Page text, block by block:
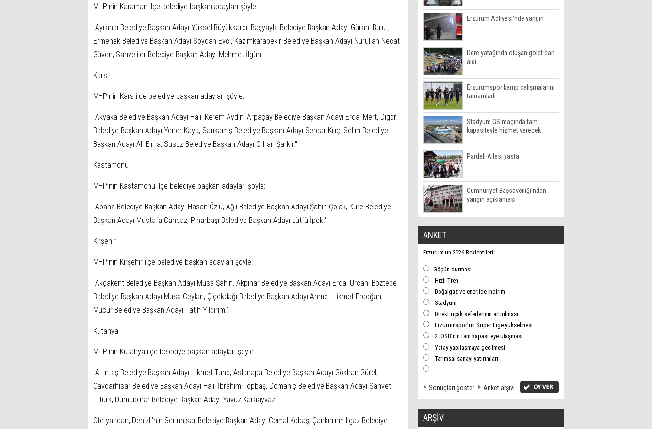
MHP’nin Karaman ilçe belediye başkan adayları şöyle:
"Ayrancı Belediye Başkan Adayı Yüksel Büyükkarcı, Başyayla Belediye Başkan Adayı Güranı Bulut,
Ermenek Belediye Başkan Adayı Soydan Evci, Kazımkarabekir Belediye Başkan Adayı Nurullah Necat
Güven, Sarıveliler Belediye Başkan Adayı Mehmet İlgün."
Kars
MHP’nin Kars ilçe belediye başkan adayları şöyle:
"Akyaka Belediye Başkan Adayı Halil Kerem Aydın, Arpaçay Belediye Başkan Adayı Erdal Mert, Digor
Belediye Başkan Adayı Yener Kaya, Sarıkamış Belediye Başkan Adayı Serdar Kılıç, Selim Belediye
Başkan Adayı Ali Elma, Susuz Belediye Başkan Adayı Orhan Şarkir."
Kastamonu
MHP’nin Kastamonu ilçe belediye başkan adayları şöyle:
"Abana Belediye Başkan Adayı Hasan Özlü, Ağlı Belediye Başkan Adayı Şahin Çolak, Küre Belediye
Başkan Adayı Mustafa Canbaz, Pınarbaşı Belediye Başkan Adayı Lütfü İpek."
Kırşehir
MHP’nin Kırşehir ilçe belediye başkan adayları şöyle:
"Akçakent Belediye Başkan Adayı Musa Şahin, Akpınar Belediye Başkan Adayı Erdal Urcan, Boztepe
Belediye Başkan Adayı Musa Ceylan, Çiçekdağı Belediye Başkan Adayı Ahmet Hikmet Erdoğan,
Mucur Belediye Başkan Adayı Fatih Yıldırım."
Kütahya
MHP’nin Kütahya ilçe belediye başkan adayları şöyle:
"Altıntaş Belediye Başkan Adayı Hikmet Tunç, Aslanapa Belediye Başkan Adayı Gökhan Gürel,
Çavdarhisar Belediye Başkan Adayı Halil İbrahim Topbaş, Domaniç Belediye Başkan Adayı Sahvet
Ertürk, Dumlupınar Belediye Başkan Adayı Yavuz Karaayvaz."
Öte yandan, Denizli'nin Serinhisar Belediye Başkan Adayı Cemal Kobaş, Çankırı'nın Ilgaz Belediye
Erzurum Adliyesi'nde yangın
Dere yatağında oluşan gölet can
aldı
Erzurumspor kamp çalışmalarını
tamamladı
Stadyum GS maçında tam
kapasiteyle hizmet verecek
Pardeli Ailesi yasta
Cumhuriyet Başsavcılığı'ndan
yangın açıklaması
ANKET
Erzurum’un 2026 Beklentileri:
Göçün durması
Hızlı Tren
Doğalgaz ve enerjide indirim
Stadyum
Direkt uçak seferlerinin artırılması
Erzurumspor’un Süper Lige yükselmesi
2. OSB’nin tam kapasiteye ulaşması
Yatay yapılaşmaya geçilmesi
Tarımsal sanayi yatırımları
Sonuçları göster Anket arşivi
ARŞİV